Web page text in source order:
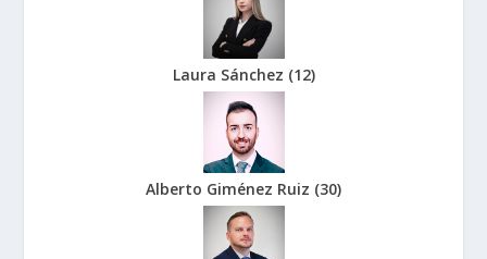
Laura Sánchez (12)
Alberto Giménez Ruiz (30)